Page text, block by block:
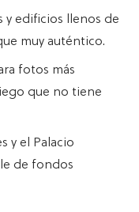
y edificios llenos de
muy auténtico.
fotos más
que no tiene
y el Palacio
de fondos